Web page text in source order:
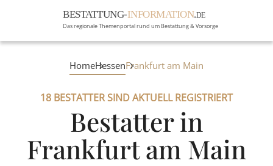
BESTATTUNG-INFORMATION.DE
Das regionale Themenportal rund um Bestattung & Vorsorge
HomeHessenFrankfurt am Main
18 BESTATTER SIND AKTUELL REGISTRIERT
Bestatter in
Frankfurt am Main